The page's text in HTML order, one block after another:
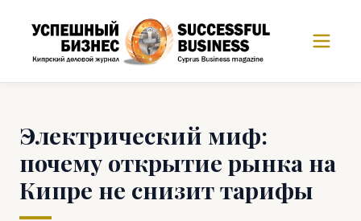
Электрический миф:
почему открытие рынка на
Кипре не снизит тарифы